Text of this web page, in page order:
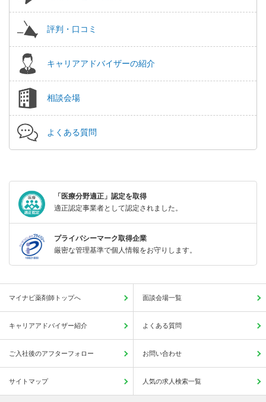
評判・口コミ
キャリアアドバイザーの紹介
相談会場
よくある質問
「医療分野適正」認定を取得
適正認定事業者として認定されました。
プライバシーマーク取得企業
厳密な管理基準で個人情報をお守りします。
マイナビ薬剤師トップへ 面談会場一覧
キャリアアドバイザー紹介 よくある質問
ご入社後のアフターフォロー お問い合わせ
サイトマップ 人気の求人検索一覧